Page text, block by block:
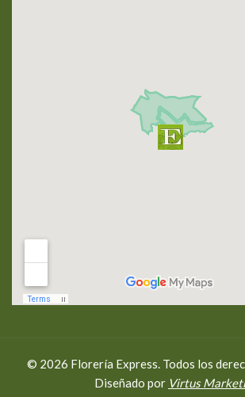
© 2026 Florería Express. Todos los
Diseñado por Virtus